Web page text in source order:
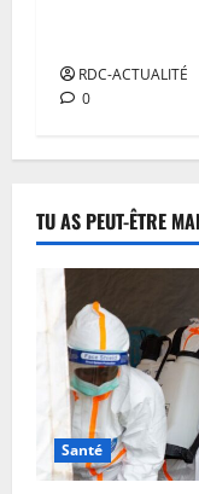
RDC-ACTUALITÉ
0
TU AS PEUT-ÊTRE
Santé